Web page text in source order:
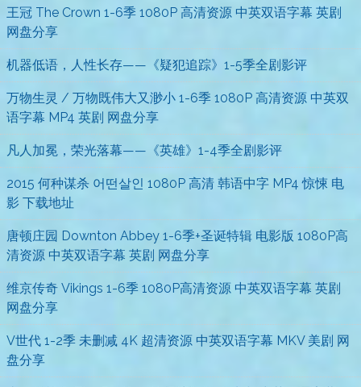
王冠 The Crown 1-6季 1080P 高清资源 中英双语字幕 英剧
网盘分享
机器低语，人性长存——《疑犯追踪》1-5季全剧影评
万物生灵 / 万物既伟大又渺小 1-6季 1080P 高清资源 中英双
语字幕 MP4 英剧 网盘分享
凡人加冕，荣光落幕——《英雄》1-4季全剧影评
2015 何种谋杀 어떤살인 1080P 高清 韩语中字 MP4 惊悚 电
影 下载地址
唐顿庄园 Downton Abbey 1-6季+圣诞特辑 电影版 1080P高
清资源 中英双语字幕 英剧 网盘分享
维京传奇 Vikings 1-6季 1080P高清资源 中英双语字幕 英剧
网盘分享
V世代 1-2季 未删减 4K 超清资源 中英双语字幕 MKV 美剧 网
盘分享